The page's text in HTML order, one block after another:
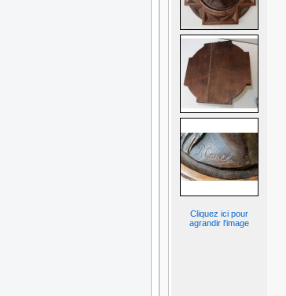
Cliquez ici pour
agrandir l'image